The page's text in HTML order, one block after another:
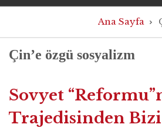
yolu
Ana Sayfa
Çin’e özgü sosyalizm
Sovyet
Trajedisinden